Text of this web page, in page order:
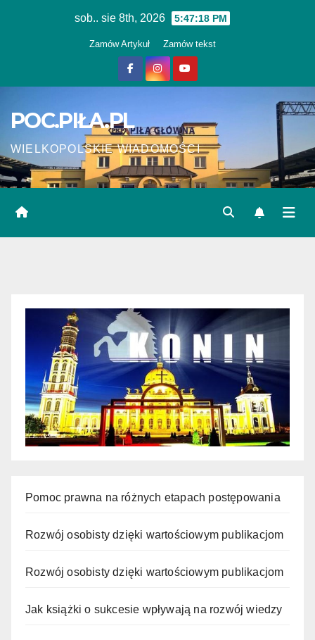
sob.. sie 8th, 2026 5:47:19 PM
Zamów Artykuł Zamów tekst
POC.PIŁA.PL
WIELKOPOLSKIE WIADOMOŚCI
Pomoc prawna na różnych etapach postępowania
Rozwój osobisty dzięki wartościowym publikacjom
Rozwój osobisty dzięki wartościowym publikacjom
Jak książki o sukcesie wpływają na rozwój wiedzy